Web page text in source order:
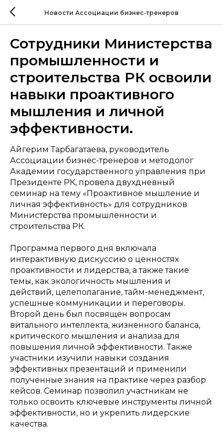
Новости Ассоциации бизнес-тренеров
Сотрудники Министерства
промышленности и
строительства РК освоили
навыки проактивного
мышления и личной
эффективности.
Айгерим Тарбагатаева, руководитель
Ассоциации бизнес-тренеров и методолог
Академии государственного управления при
Президенте РК, провела двухдневный
семинар на тему «Проактивное мышление и
личная эффективность» для сотрудников
Министерства промышленности и
строительства РК.
Программа первого дня включала
интерактивную дискуссию о ценностях
проактивности и лидерства, а также такие
темы, как экологичность мышления и
действий, целеполагание, тайм-менеджмент,
успешные коммуникации и переговоры.
Второй день был посвящён вопросам
витального интеллекта, жизненного баланса,
критического мышления и анализа для
повышения личной эффективности. Также
участники изучили навыки создания
эффективных презентаций и применили
полученные знания на практике через разбор
кейсов. Семинар позволил участникам не
только освоить ключевые инструменты личной
эффективности, но и укрепить лидерские
качества.